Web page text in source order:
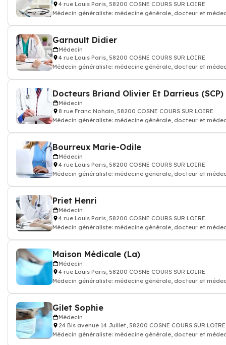
4 rue Louis Paris, 58200 COSNE COURS SUR LOIRE
Médecin généraliste: médecine générale, docteur et
Garnault Didier
Médecin
4 rue Louis Paris, 58200 COSNE COURS SUR LOIRE
Médecin généraliste: médecine générale, docteur et
Docteurs Briand Olivier Et Darrieus (SCP)
Médecin
8 rue Franc Nohain, 58200 COSNE COURS SUR LOIRE
Médecin généraliste: médecine générale, docteur et
Bourreux Marie-Odile
Médecin
4 rue Louis Paris, 58200 COSNE COURS SUR LOIRE
Médecin généraliste: médecine générale, docteur et
Priet Henri
Médecin
4 rue Louis Paris, 58200 COSNE COURS SUR LOIRE
Médecin généraliste: médecine générale, docteur et
Maison Médicale (La)
Médecin
4 rue Louis Paris, 58200 COSNE COURS SUR LOIRE
Médecin généraliste: médecine générale, docteur et
Gilet Sophie
Médecin
24 Bis avenue 14 Juillet, 58200 COSNE COURS SUR LOIRE
Médecin généraliste: médecine générale, docteur et